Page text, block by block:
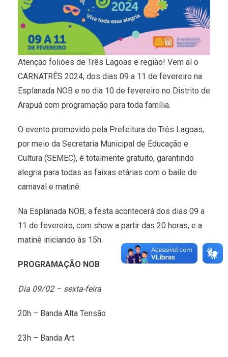
Atenção foliões de Três Lagoas e região! Vem aí o
CARNATRÊS 2024, dos dias 09 a 11 de fevereiro na
Esplanada NOB e no dia 10 de fevereiro no Distrito de
Arapuá com programação para toda família.
O evento promovido pela Prefeitura de Três Lagoas,
por meio da Secretaria Municipal de Educação e
Cultura (SEMEC), é totalmente gratuito, garantindo
alegria para todas as faixas etárias com o baile de
carnaval e matinê.
Na Esplanada NOB, a festa acontecerá dos dias 09 a
11 de fevereiro, com show a partir das 20 horas, e a
matinê iniciando às 15h.
PROGRAMAÇÃO NOB
Dia 09/02 – sexta-feira
20h – Banda Alta Tensão
23h – Banda Art